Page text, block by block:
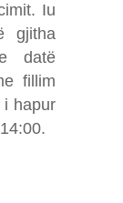
Iu
gjitha
datë
fillim
i hapur